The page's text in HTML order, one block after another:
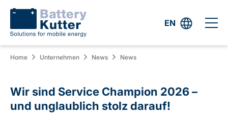
EN
Home Unternehmen News News
Wir sind Service Champion 2026 –
und unglaublich stolz darauf!